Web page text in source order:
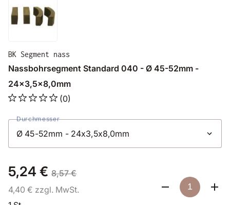
BK Segment nass
Nassbohrsegment Standard 040 - Ø 45-52mm -
24x3,5x8,0mm
(0)
Durchmesser
5,24 € 8,57 €
4,40 € zzgl. MwSt.